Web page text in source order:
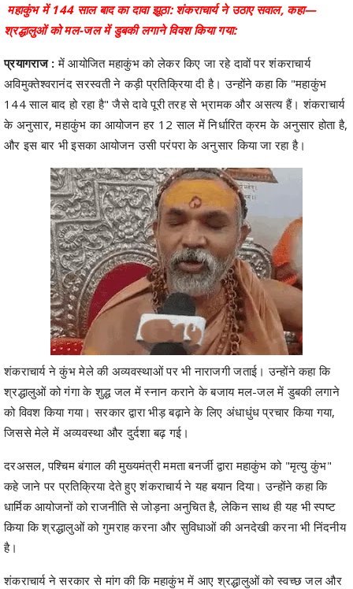
महाकुंभ में 144 साल बाद का दावा झूठा: शंकराचार्य ने उठाए सवाल, कहा—
श्रद्धालुओं को मल-जल में डुबकी लगाने विवश किया गया:
प्रयागराज : में आयोजित महाकुंभ को लेकर किए जा रहे दावों पर शंकराचार्य
अविमुक्तेश्वरानंद सरस्वती ने कड़ी प्रतिक्रिया दी है। उन्होंने कहा कि "महाकुंभ
144 साल बाद हो रहा है" जैसे दावे पूरी तरह से भ्रामक और असत्य हैं। शंकराचार्य
के अनुसार, महाकुंभ का आयोजन हर 12 साल में निर्धारित क्रम के अनुसार होता है,
और इस बार भी इसका आयोजन उसी परंपरा के अनुसार किया जा रहा है।
शंकराचार्य ने कुंभ मेले की अव्यवस्थाओं पर भी नाराजगी जताई। उन्होंने कहा कि
श्रद्धालुओं को गंगा के शुद्ध जल में स्नान कराने के बजाय मल-जल में डुबकी लगाने
को विवश किया गया। सरकार द्वारा भीड़ बढ़ाने के लिए अंधाधुंध प्रचार किया गया,
जिससे मेले में अव्यवस्था और दुर्दशा बढ़ गई।
दरअसल, पश्चिम बंगाल की मुख्यमंत्री ममता बनर्जी द्वारा महाकुंभ को "मृत्यु कुंभ"
कहे जाने पर प्रतिक्रिया देते हुए शंकराचार्य ने यह बयान दिया। उन्होंने कहा कि
धार्मिक आयोजनों को राजनीति से जोड़ना अनुचित है, लेकिन साथ ही यह भी स्पष्ट
किया कि श्रद्धालुओं को गुमराह करना और सुविधाओं की अनदेखी करना भी निंदनीय
है।
शंकराचार्य ने सरकार से मांग की कि महाकुंभ में आए श्रद्धालुओं को स्वच्छ जल और